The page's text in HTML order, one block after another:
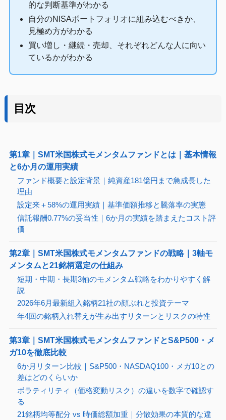
的な判断基準がわかる
自分のNISAポートフォリオに組み込むべきか、
見極め方がわかる
買い増し・継続・売却、それぞれどんな人に向い
ているかがわかる
目次
第1章｜SMT米国株式モメンタムファンドとは｜基本情報
と6か月の運用実績
ファンド概要と設定背景｜純資産181億円まで急成長した
理由
設定来＋58%の運用実績｜基準価額推移と騰落率の実態
信託報酬0.77%の妥当性｜6か月の実績を踏まえたコスト評
価
第2章｜SMT米国株式モメンタムファンドの戦略｜3軸モ
メンタムと21銘柄選定の仕組み
短期・中期・長期3軸のモメンタム戦略をわかりやすく解
説
2026年6月最新組入銘柄21社の顔ぶれと投資テーマ
年4回の銘柄入れ替えが生み出すリターンとリスクの特性
第3章｜SMT米国株式モメンタムファンドとS&P500・メ
ガ10を徹底比較
6か月リターン比較｜S&P500・NASDAQ100・メガ10との
差はどのくらいか
ボラティリティ（価格変動リスク）の違いを数字で確認す
る
21銘柄均等配分 vs 時価総額加重｜分散効果の本質的な違